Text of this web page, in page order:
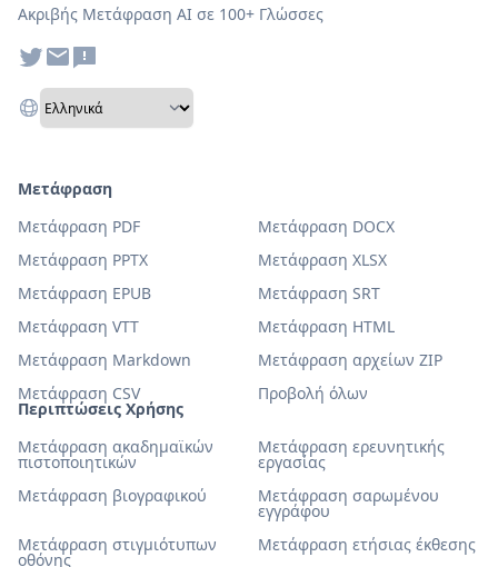
Ακριβής Μετάφραση AI σε 100+ Γλώσσες
Περιπτώσεις Χρήσης
Μετάφραση ακαδημαϊκών
πιστοποιητικών
Μετάφραση ερευνητικής
εργασίας
Μετάφραση βιογραφικού
Μετάφραση σαρωμένου
εγγράφου
Μετάφραση στιγμιότυπων
οθόνης
Μετάφραση ετήσιας έκθεσης
Μετάφραση
Μετάφραση PDF
Μετάφραση DOCX
Μετάφραση PPTX
Μετάφραση XLSX
Μετάφραση EPUB
Μετάφραση SRT
Μετάφραση VTT
Μετάφραση HTML
Μετάφραση Markdown
Μετάφραση αρχείων ZIP
Μετάφραση CSV
Προβολή όλων